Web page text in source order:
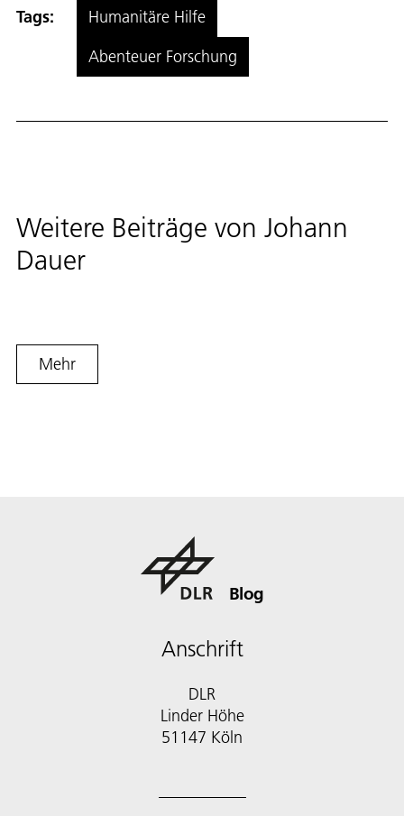
Tags:
Humanitäre Hilfe
Abenteuer Forschung
Weitere Beiträge von Johann
Dauer
Mehr
Blog
Anschrift
DLR
Linder Höhe
51147 Köln